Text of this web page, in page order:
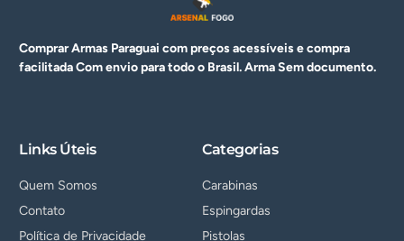
Comprar Armas Paraguai com preços acessíveis e compra
facilitada Com envio para todo o Brasil. ArmaSem documento.
Links Úteis
Quem Somos
Contato
Política de Privacidade
Categorias
Carabinas
Espingardas
Pistolas